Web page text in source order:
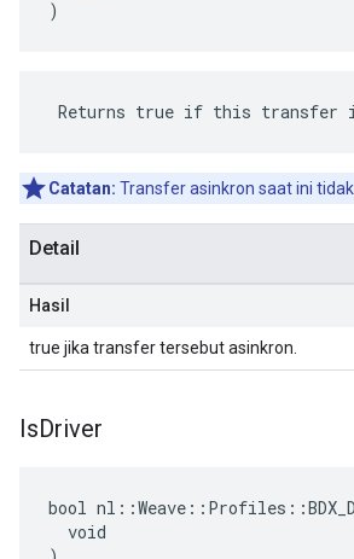
)
Returns true if this transfer
Catatan: Transfer asinkron saat ini
Detail
Hasil
true jika transfer tersebut asinkron.
IsDriver
bool
  void